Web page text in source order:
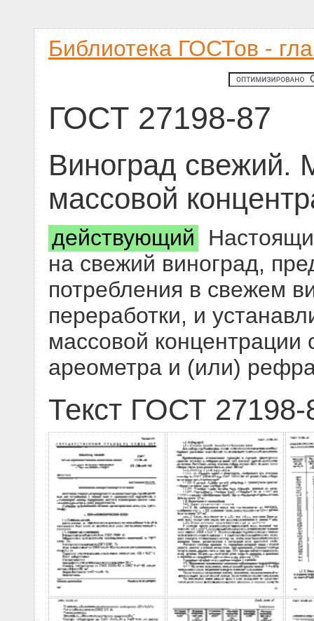
Библиотека ГОСТов -
ГОСТ 27198-87
Виноград свежий.
массовой
действующий
на свежий виноград,
потребления в свежем
переработки, и
массовой
ареометра и (или)
Текст ГОСТ 27198-